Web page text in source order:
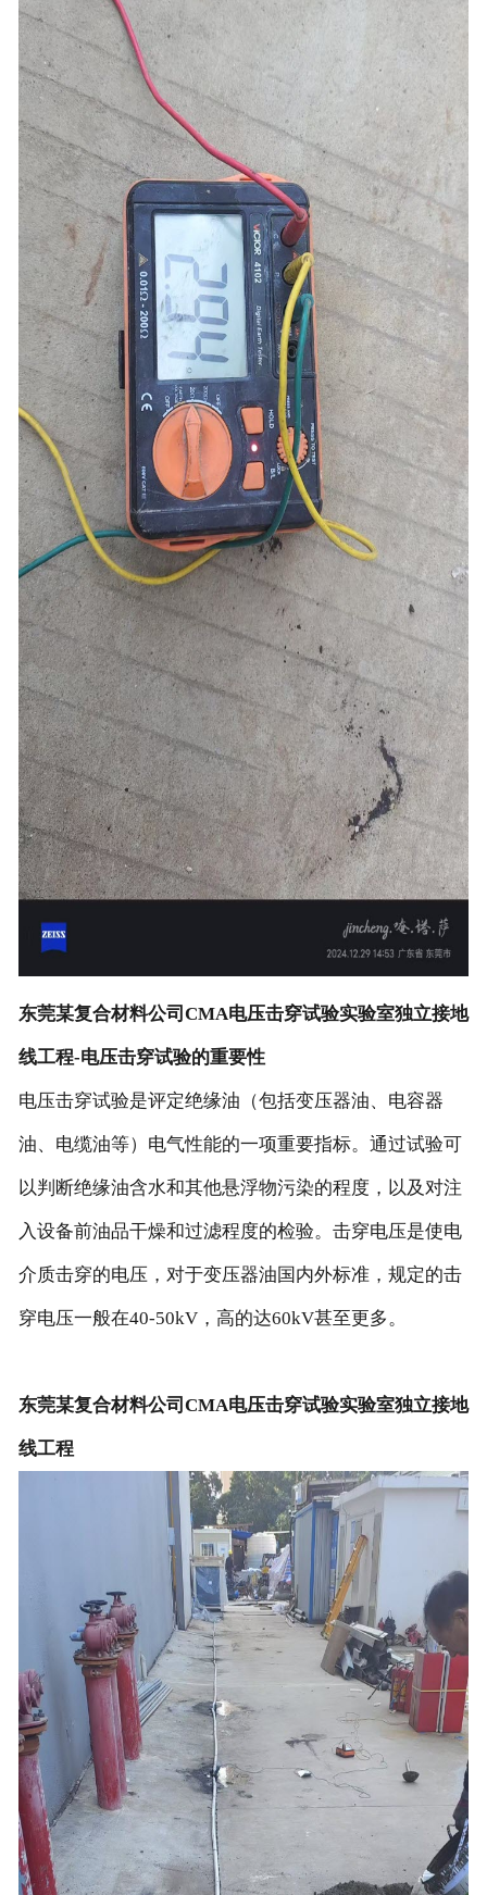
东莞某复合材料公司CMA电压击穿试验实验室独立接地
线工程-电压击穿试验的重要性
电压击穿试验是评定绝缘油（包括变压器油、电容器
油、电缆油等）电气性能的一项重要指标。通过试验可
以判断绝缘油含水和其他悬浮物污染的程度，以及对注
入设备前油品干燥和过滤程度的检验。击穿电压是使电
介质击穿的电压，对于变压器油国内外标准，规定的击
穿电压一般在40-50kV，高的达60kV甚至更多。
东莞某复合材料公司CMA电压击穿试验实验室独立接地
线工程